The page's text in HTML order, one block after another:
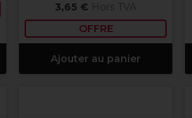
3,65 € Hors TVA
OFFRE
Ajouter au panier